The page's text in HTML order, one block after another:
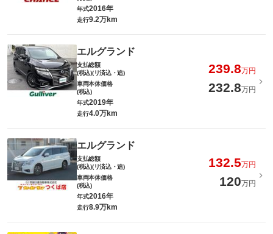
年式2016年
走行9.2万km
エルグランド
支払総額
(税込)(リ済込・追)
239.8万円
車両本体価格
(税込)
232.8万円
年式2019年
走行4.0万km
エルグランド
支払総額
(税込)(リ済込・追)
132.5万円
車両本体価格
(税込)
120万円
年式2016年
走行8.9万km